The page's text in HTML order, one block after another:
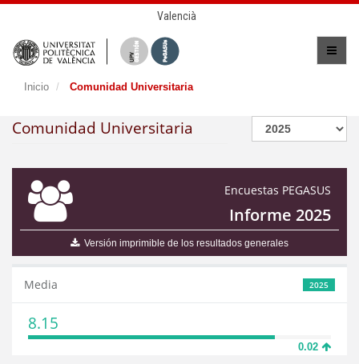
Valencià
Inicio Comunidad Universitaria
Comunidad Universitaria
Encuestas PEGASUS
Informe 2025
Versión imprimible de los resultados generales
2025
Media
8.15
0.02